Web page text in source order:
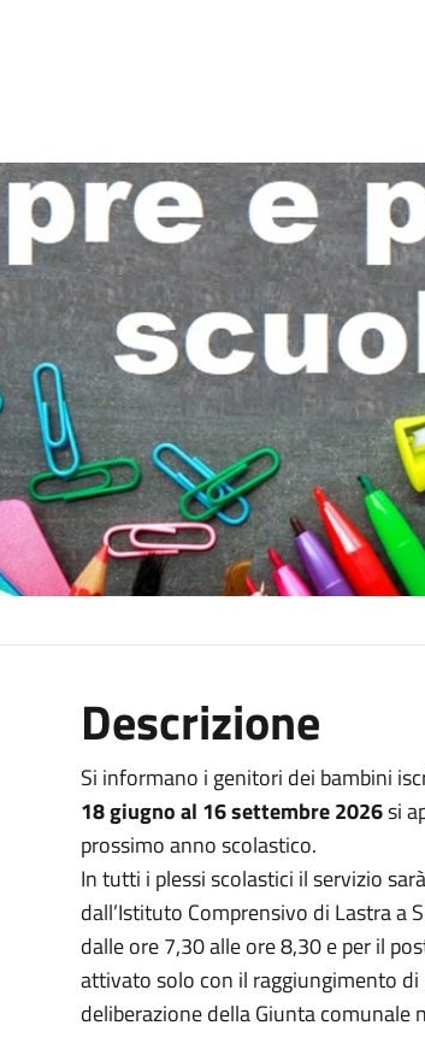
Descrizione
Si informano i genitori dei bambini
18 giugno al 16 settembre 2026si
prossimo anno scolastico.
In tutti i plessi scolastici il servizio
dall’Istituto Comprensivo di Lastra a
dalle ore 7,30 alle ore 8,30 e per il
attivato solo con il raggiungimento
deliberazione della Giunta